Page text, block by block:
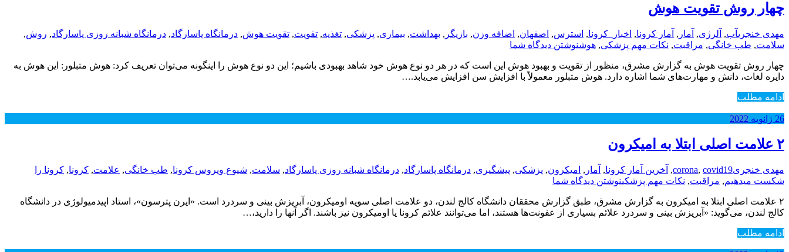
چهار روش تقویت هوش
مهدی خنجریآب, آلرژی, آمار , آمار کرونا, اخبار_کرونا, استرس, اصفهان, اضافه وزن, بازیگر , بهداشت, بیماری, پزشکی, تغذیه, تقویت, تقویت هوش, درمانگاه پاسارگاد, درمانگاه شبانه روزی پاسارگاد, روش,
سلامت, طب خانگی, مراقبت, نکات مهم پزشکی, هوشنوشتن دیدگاه شما
چهار روش تقویت هوش به گزارش مشرق، منظور از تقویت و بهبود هوش این است که در هر دو نوع هوش خود شاهد بهبودی باشیم؛ این دو نوع هوش را اینگونه می‌توان تعریف کرد: هوش متبلور: این هوش به
دایره لغات، دانش و مهارت‌های شما اشاره دارد. هوش متبلور معمولاً با افزایش سن افزایش می‌یابد.…
ادامه مطلب
26 ژانویه 2022
۲ علامت اصلی ابتلا به امیکرون
مهدی خنجری corona, covid19
, آخرین آمار کرونا, آمار , امیکرون, پزشکی, پیشگیری, درمانگاه پاسارگاد, درمانگاه شبانه روزی پاسارگاد, سلامت, شیوع ویروس کرونا, طب خانگی, علامت, کرونا, کرونا را
شکست میدهیم, مراقبت, نکات مهم پزشکینوشتن دیدگاه شما
۲ علامت اصلی ابتلا به امیکرون به گزارش مشرق، طبق گزارش محققان دانشگاه کالج لندن، دو علامت اصلی سویه اومیکرون، آبریزش بینی و سردرد است. «ایرن پترسون»، استاد اپیدمیولوژی در دانشگاه
کالج لندن، می‌گوید: «آبریزش بینی و سردرد علائم بسیاری از عفونت‌ها هستند، اما می‌توانند علائم کرونا یا اومیکرون نیز باشند. اگر آنها را دارید،…
ادامه مطلب